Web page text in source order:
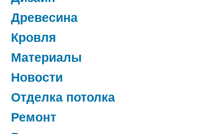
Древесина
Кровля
Материалы
Новости
Отделка потолка
Ремонт